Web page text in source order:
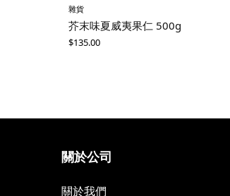
雜貨
芥末味夏威夷果仁 500g
$135.00
關於公司
關於我們